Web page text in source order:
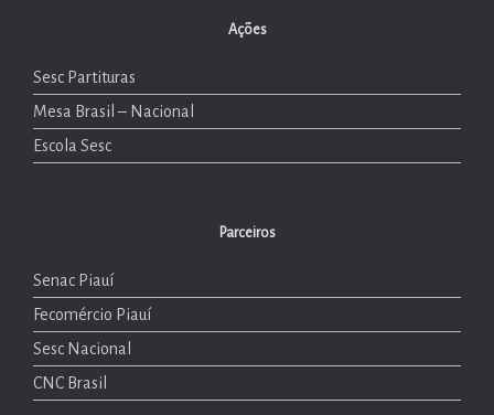
Ações
Sesc Partituras
Mesa Brasil – Nacional
Escola Sesc
Parceiros
Senac Piauí
Fecomércio Piauí
Sesc Nacional
CNC Brasil